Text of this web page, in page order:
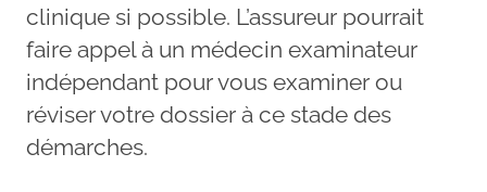
clinique si possible. L’assureur pourrait
faire appel à un médecin examinateur
indépendant pour vous examiner ou
réviser votre dossier à ce stade des
démarches.